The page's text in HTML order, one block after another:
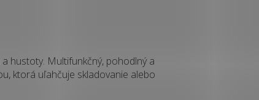
hustoty. Multifunkčný, pohodlný a
ktorá uľahčuje skladovanie alebo